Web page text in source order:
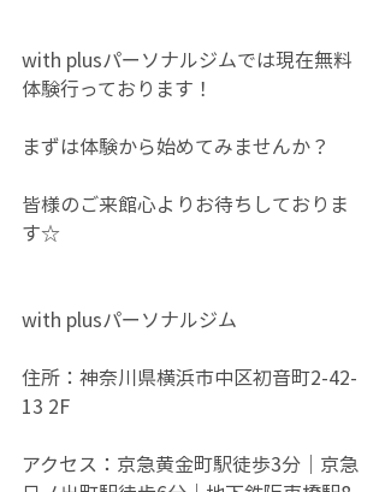
with plusパーソナルジムでは現在無料
体験行っております！
まずは体験から始めてみませんか？
皆様のご来館心よりお待ちしておりま
す☆
with plusパーソナルジム
住所：神奈川県横浜市中区初音町2-42-
13 2F
アクセス：京急黄金町駅徒歩3分｜京急